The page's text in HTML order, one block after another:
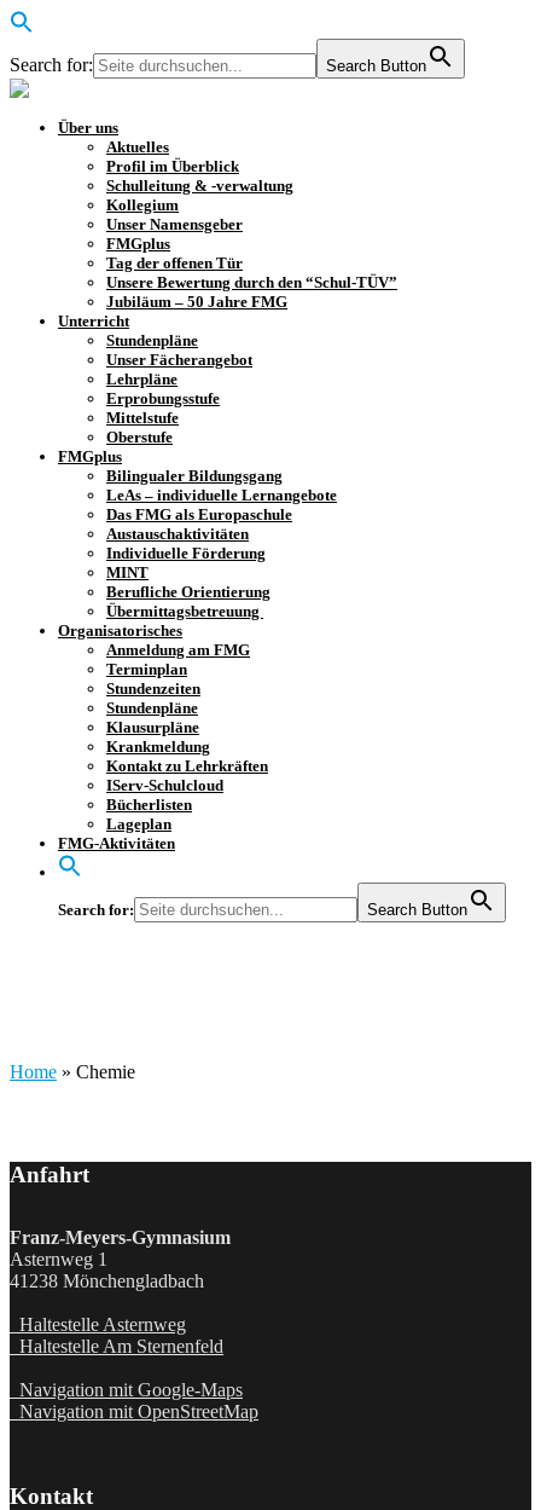
Search for: Search Button
Über uns
Aktuelles
Profil im Überblick
Schulleitung & -verwaltung
Kollegium
Unser Namensgeber
FMGplus
Tag der offenen Tür
Unsere Bewertung durch den “Schul-TÜV”
Jubiläum – 50 Jahre FMG
Unterricht
Stundenpläne
Unser Fächerangebot
Lehrpläne
Erprobungsstufe
Mittelstufe
Oberstufe
FMGplus
Bilingualer Bildungsgang
LeAs – individuelle Lernangebote
Das FMG als Europaschule
Austauschaktivitäten
Individuelle Förderung
MINT
Berufliche Orientierung
Übermittagsbetreuung
Organisatorisches
Anmeldung am FMG
Terminplan
Stundenzeiten
Stundenpläne
Klausurpläne
Krankmeldung
Kontakt zu Lehrkräften
IServ-Schulcloud
Bücherlisten
Lageplan
FMG-Aktivitäten
Search for: Search Button
Home » Chemie
Anfahrt
Franz-Meyers-Gymnasium
Asternweg 1
41238 Mönchengladbach
Haltestelle Asternweg
Haltestelle Am Sternenfeld
Navigation mit Google-Maps
Navigation mit OpenStreetMap
Kontakt